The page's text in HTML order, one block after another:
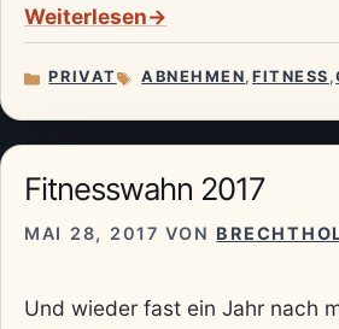
Weiterlesen
KATEGORIEN
PRIVAT
SCHLAGWÖRTER
ABNEHMEN, FITNESS ,
Fitnesswahn 2017
MAI 28, 2017 VON
Und wieder fast ein Jahr nach